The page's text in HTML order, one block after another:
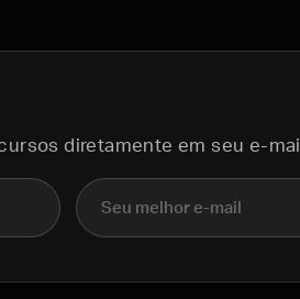
diretamente em seu e-
E-mail